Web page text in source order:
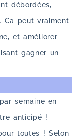
débordées,
Ca peut vraiment
et améliorer
gagner un
semaine en
anticipé !
toutes ! Selon